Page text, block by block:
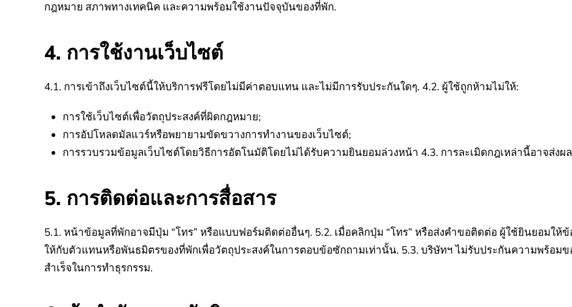
กฎหมาย สภาพทางเทคนิค และความพร้อมใช้งานปัจจุบันของที่พัก.
4. การใช้งานเว็บไซต์
4.1. การเข้าถึงเว็บไซต์นี้ให้บริการฟรีโดยไม่มีค่าตอบแทน และไม่มีการรับประกันใดๆ. 4.2. ผู้ใช้ถูกห้ามไม่ให้:
การใช้เว็บไซต์เพื่อวัตถุประสงค์ที่ผิดกฎหมาย;
การอัปโหลดมัลแวร์หรือพยายามขัดขวางการทำงานของเว็บไซต์;
การรวบรวมข้อมูลเว็บไซต์โดยวิธีการอัตโนมัติโดยไม่ได้รับความยินยอมล่วงหน้า 4.3. การละเมิดกฎเหล่านี้อาจส่ง
5. การติดต่อและการสื่อสาร
5.1. หน้าข้อมูลที่พักอาจมีปุ่ม “โทร” หรือแบบฟอร์มติดต่ออื่นๆ. 5.2. เมื่อคลิกปุ่ม “โทร” หรือส่งคำขอติดต่อ ผู้ใช้ยินยอมใ
ให้กับตัวแทนหรือพันธมิตรของที่พักเพื่อวัตถุประสงค์ในการตอบข้อซักถามเท่านั้น. 5.3. บริษัทฯ ไม่รับประกันความพร้อม
สำเร็จในการทำธุรกรรม.